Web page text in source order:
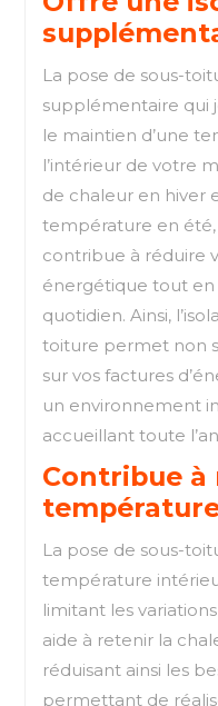
La pose de sous-
supplémentaire qui
le maintien d’une
l’intérieur de votre
de chaleur en hiver
température en
contribue à réduire
énergétique tout
quotidien. Ainsi,
toiture permet non
sur vos factures
un environnement
accueillant toute
Contribue à
La pose de sous-
température
limitant les
aide à retenir la
réduisant ainsi les
permettant de